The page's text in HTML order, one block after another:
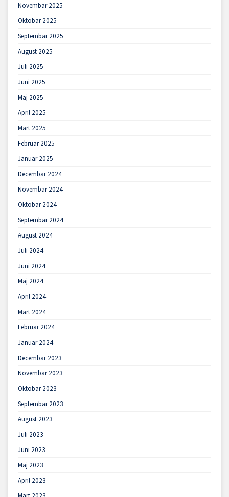
Novembar 2025
Oktobar 2025
Septembar 2025
August 2025
Juli 2025
Juni 2025
Maj 2025
April 2025
Mart 2025
Februar 2025
Januar 2025
Decembar 2024
Novembar 2024
Oktobar 2024
Septembar 2024
August 2024
Juli 2024
Juni 2024
Maj 2024
April 2024
Mart 2024
Februar 2024
Januar 2024
Decembar 2023
Novembar 2023
Oktobar 2023
Septembar 2023
August 2023
Juli 2023
Juni 2023
Maj 2023
April 2023